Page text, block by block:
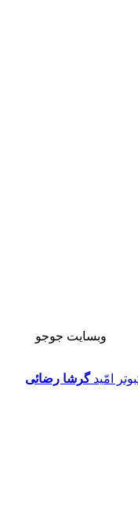
وبسایت جوجو
گرشا رضائی